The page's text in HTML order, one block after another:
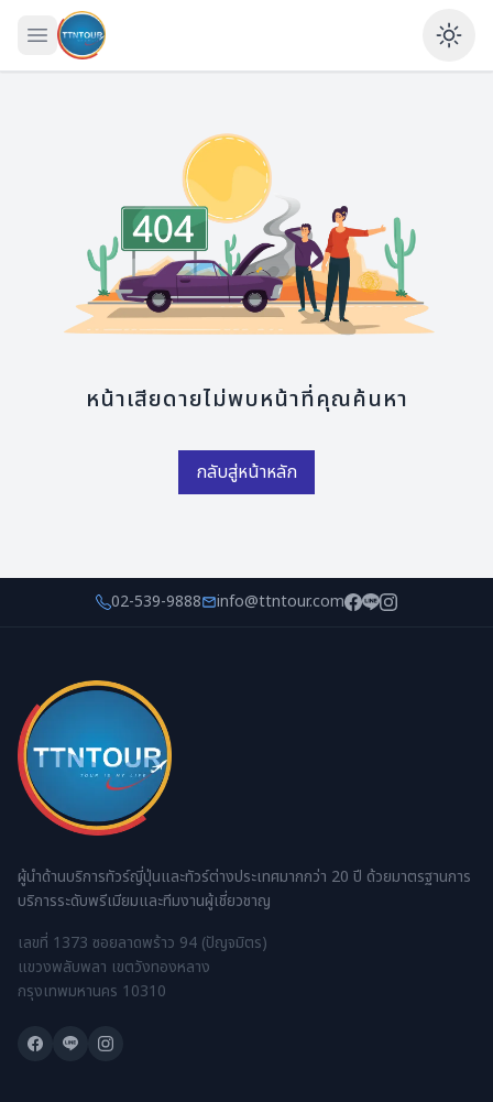
เปิดเมนู
หน้าเสียดายไม่พบหน้าที่คุณค้นหา
กลับสู่หน้าหลัก
02-539-9888 info@ttntour.com
ผู้นำด้านบริการทัวร์ญี่ปุ่นและทัวร์ต่างประเทศมากกว่า 20 ปี ด้วยมาตรฐานการ
บริการระดับพรีเมียมและทีมงานผู้เชี่ยวชาญ
เลขที่ 1373 ซอยลาดพร้าว 94 (ปัญจมิตร)
แขวงพลับพลา เขตวังทองหลาง
กรุงเทพมหานคร 10310